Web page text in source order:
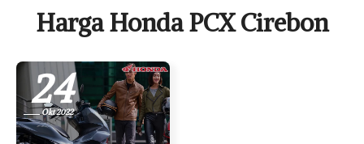
DAFTAR HARGA
PROMO TERBARU
DEALER KAMI
Harga Honda PCX Cirebon
24
Okt 2022